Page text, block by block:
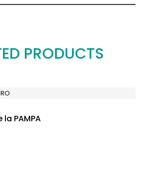
PRODUCTS
PAMPA